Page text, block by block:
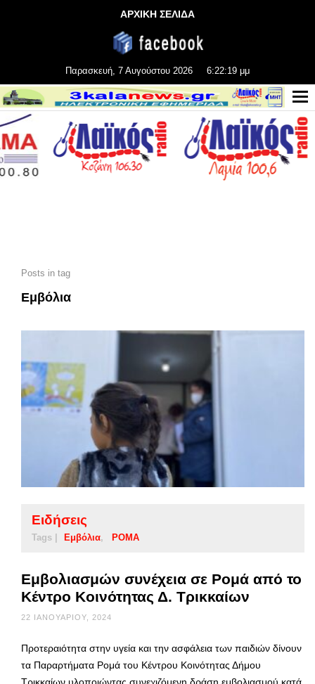
ΑΡΧΙΚΗ ΣΕΛΙΔΑ
Παρασκευή, 7 Αυγούστου 2026 6:22:21 μμ
Posts in tag
Εμβόλια
Ειδήσεις
Tags | Εμβόλια ΡΟΜΑ
Εμβολιασμών συνέχεια σε Ρομά από το
Κέντρο Κοινότητας Δ. Τρικκαίων
22 ΙΑΝΟΥΑΡΊΟΥ, 2024
Προτεραιότητα στην υγεία και την ασφάλεια των παιδιών δίνουν
τα Παραρτήματα Ρομά του Κέντρου Κοινότητας Δήμου